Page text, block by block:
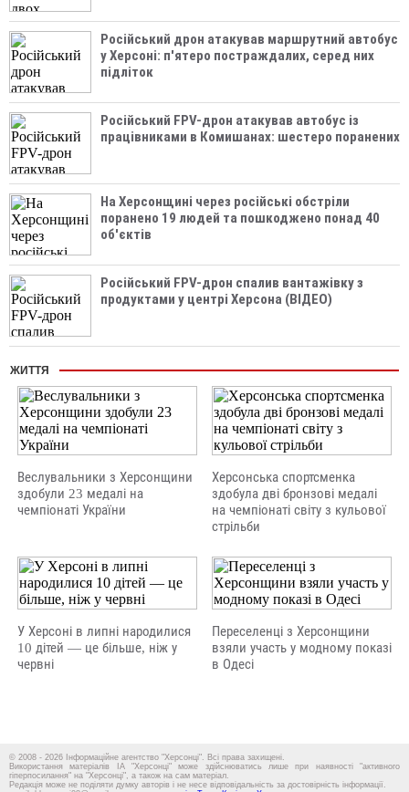
Російський дрон атакував маршрутний автобус
у Херсоні: п'ятеро постраждалих, серед них
підліток
Російський FPV-дрон атакував автобус із
працівниками в Комишанах: шестеро поранених
На Херсонщині через російські обстріли
поранено 19 людей та пошкоджено понад 40
об'єктів
Російський FPV-дрон спалив вантажівку з
продуктами у центрі Херсона (ВІДЕО)
ЖИТТЯ
Веслувальники з Херсонщини
здобули 23 медалі на
чемпіонаті України
Херсонська спортсменка
здобула дві бронзові медалі
на чемпіонаті світу з кульової
стрільби
У Херсоні в липні народилися
10 дітей — це більше, ніж у
червні
Переселенці з Херсонщини
взяли участь у модному показі
в Одесі
© 2008 - 2026 Інформаційне агентство "Херсонці". Всі права захищені.
Використання матеріалів ІА "Херсонці" може здійснюватись лише при наявності "активного
гіперпосилання" на "Херсонці", а також на сам матеріал.
Редакція може не поділяти думку авторів і не несе відповідальність за достовірність інформації.